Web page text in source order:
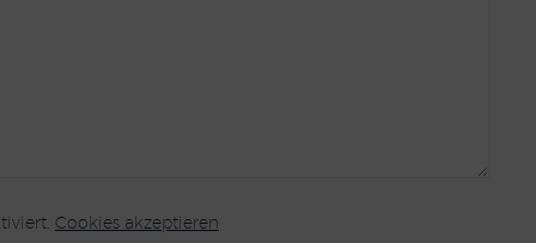
Cookies akzeptieren